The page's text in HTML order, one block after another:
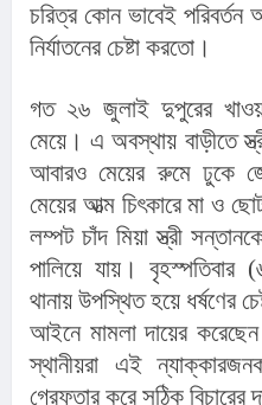
চরিত্র কোন ভাবেই
নির্যাতনের চেষ্টা করতো।
গত ২৬ জুলাই দুপুরের
মেয়ে। এ অবস্থায় বাড়ীতে
আবারও মেয়ের রুমে ঢুকে
মেয়ের আত্ম চিৎকারে মা ও
লম্পট চাঁদ মিয়া স্ত্রী
পালিয়ে যায়। বৃহস্পতিবার
থানায় উপস্থিত হয়ে ধর্ষণের
আইনে মামলা দায়ের
স্থানীয়রা এই
গ্রেফতার করে সঠিক বিচারের